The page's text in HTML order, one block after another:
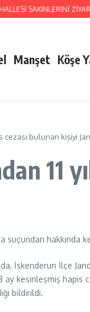
SAKİNLERİNİ
Manşet Köşe
cezası bulunan kişiyi
11
suçundan hakkında
İskenderun İlçe
3 ay kesinleşmiş
bildirildi.